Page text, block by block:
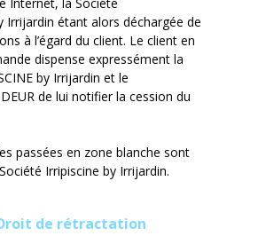
Irrijardin étant alors déchargée de
à l’égard du client. Le client en
dispense expressément la
by Irrijardin et le
de lui notifier la cession du
passées en zone blanche sont
Irripiscine by Irrijardin.
de rétractation